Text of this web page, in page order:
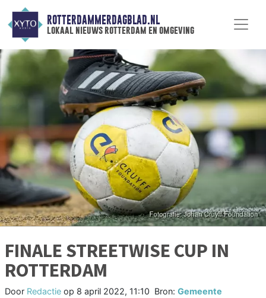
ROTTERDAMMERDAGBLAD.NL
lokaal nieuws rotterdam en omgeving
FINALE STREETWISE CUP IN
ROTTERDAM
Door Redactie op 8 april 2022, 11:10 Bron:Gemeente